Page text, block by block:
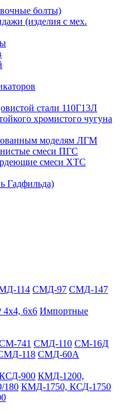
болты)
(изделия с мех.
стали 110Г13Л
хромистого чугуна
моделям ЛГМ
смеси ПГС
смеси ХТС
Гадфильда)
114 СМД-97 СМД-147
4х4, 6х6 Импортные
741 СМД-110 СМ-16Д
118 СМД-60А
900 КМД-1200,
180 КМД-1750, КСД-1750